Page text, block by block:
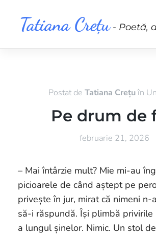
content
Tatiana Crețu- Poetă,
Postat de Tatiana Crețuîn
Pe drum de
februarie 21, 2026
– Mai întârzie mult? Mie mi-au
picioarele de când aștept pe
privește în jur, mirat că nimeni n-
să-i răspundă. Își plimbă
a lungul șinelor. Nimic. Un stol